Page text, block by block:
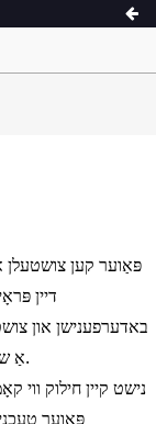
דיין
באדערפענישן און
אַ שנעל, פאַרלאָזלעך, פאַכמאַן און קאַסטאַמייזד דינסט.
נישט קיין חילוק